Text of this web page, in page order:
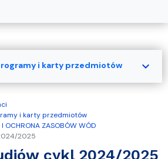
i karty przedmiotów
OCHRONA ZASOBÓW WÓD
2025
cykl 2024/2025
i karty przedmiotów expand_more